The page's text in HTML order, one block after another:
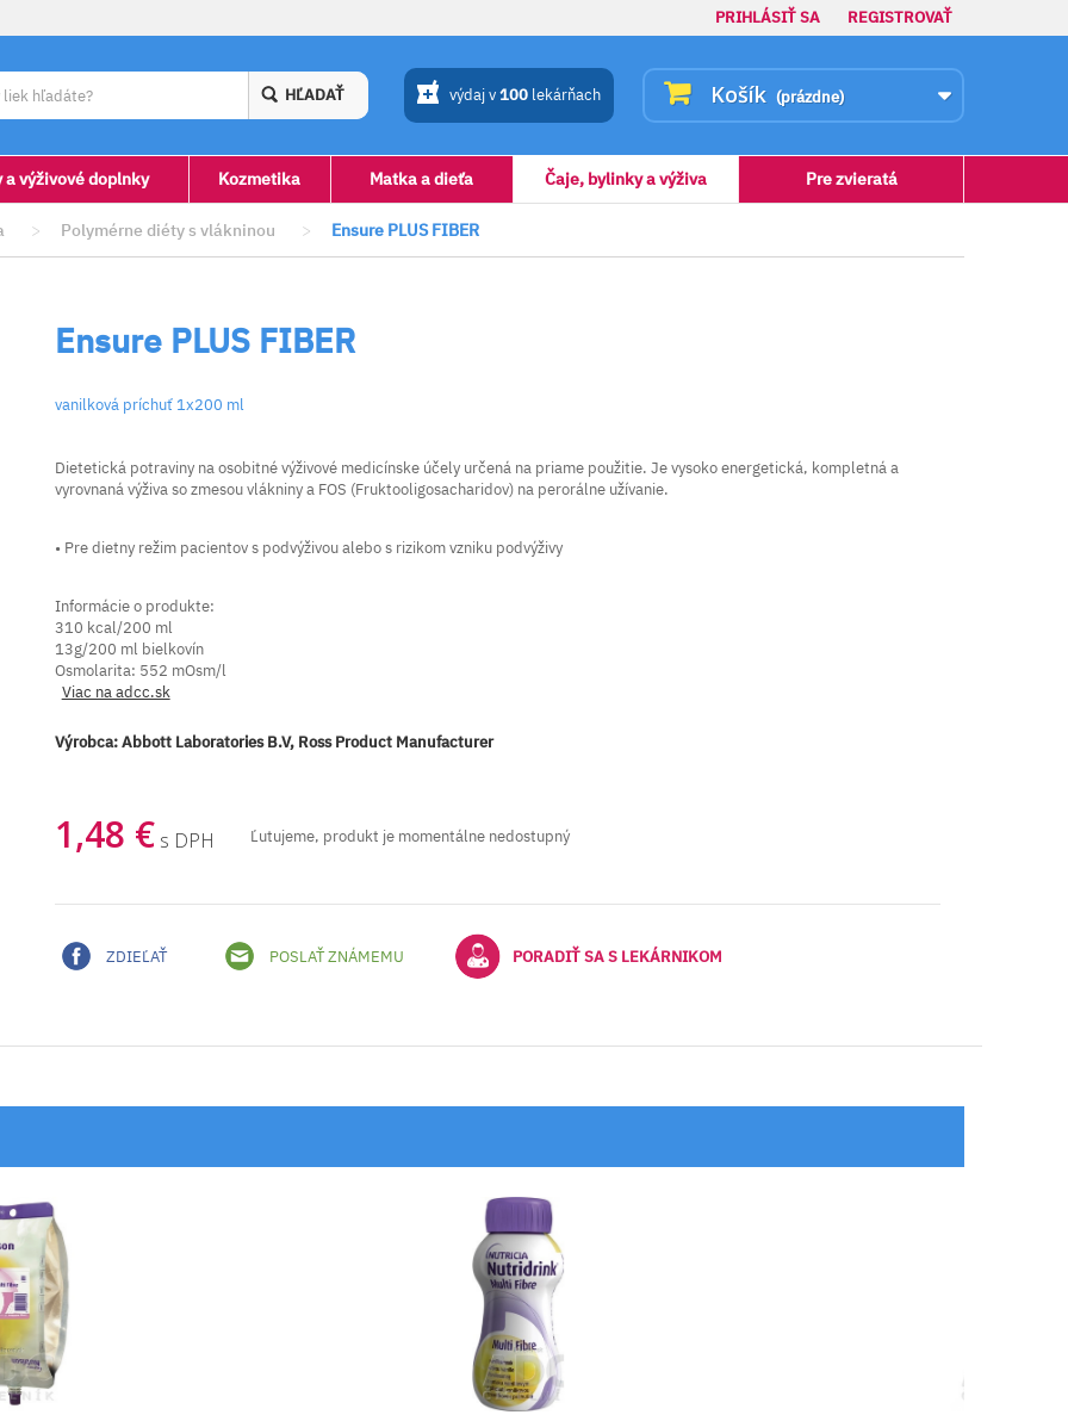
PRIHLÁSIŤ SA REGISTROVAŤ
Košík (prázdne)
HĽADAŤ výdaj v100 lekárňach
a výživové doplnky Kozmetika Matka a dieťa Čaje, bylinky a výživa Pre zvieratá
> Polymérne diéty s vlákninou > Ensure PLUS FIBER
Ensure PLUS FIBER
vanilková príchuť 1x200 ml
Dietetická potraviny na osobitné výživové medicínske účely určená na priame použitie. Je vysoko energetická, kompletná a
vyrovnaná výživa so zmesou vlákniny a FOS (Fruktooligosacharidov) na perorálne užívanie.
• Pre dietny režim pacientov s podvýživou alebo s rizikom vzniku podvýživy
Informácie o produkte:
310 kcal/200 ml
13g/200 ml bielkovín
Osmolarita: 552 mOsm/l
Viac na adcc.sk
Výrobca:Abbott Laboratories B.V, Ross Product Manufacturer
1,48 € s DPH Ľutujeme, produkt je momentálne nedostupný
ZDIEĽAŤ POSLAŤ ZNÁMEMU PORADIŤ SA S LEKÁRNIKOM